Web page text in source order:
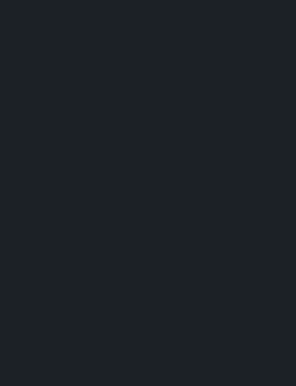
วรสชาติแปลกๆ ก็ล้วนแต่เป็น
เคยสนุกไปกับอนิเมะที่
บบนั้นเต็มๆ ในเรื่องนี้